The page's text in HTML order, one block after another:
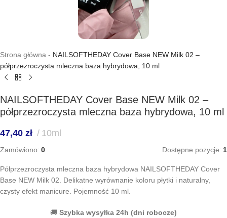
Strona główna - NAILSOFTHEDAY Cover Base NEW Milk 02 –
półprzezroczysta mleczna baza hybrydowa, 10 ml
NAILSOFTHEDAY Cover Base NEW Milk 02 –
półprzezroczysta mleczna baza hybrydowa, 10 ml
47,40 zł 10ml
Zamówiono: 0 Dostępne pozycje: 1
Półprzezroczysta mleczna baza hybrydowa NAILSOFTHEDAY Cover
Base NEW Milk 02. Delikatne wyrównanie koloru płytki i naturalny,
czysty efekt manicure. Pojemność 10 ml.
🚚 Szybka wysyłka 24h (dni robocze)